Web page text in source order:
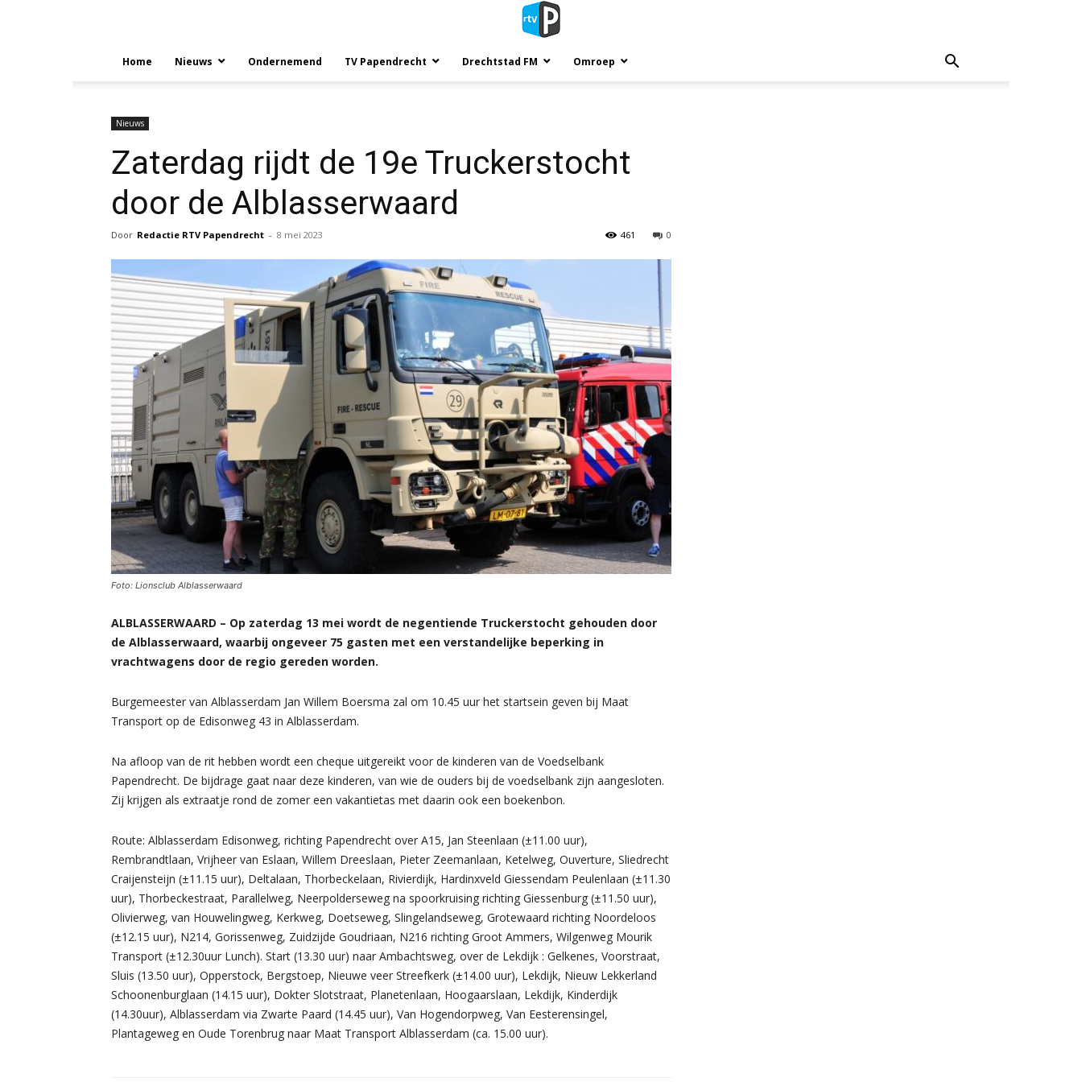
Home Nieuws Ondernemend TV Papendrecht Drechtstad FM Omroep
Nieuws
Zaterdag rijdt de 19e Truckerstocht
door de Alblasserwaard
Door Redactie RTV Papendrecht - 8 mei 2023 0
461
Foto: Lionsclub Alblasserwaard
ALBLASSERWAARD – Op zaterdag 13 mei wordt de negentiende Truckerstocht gehouden door
de Alblasserwaard, waarbij ongeveer 75 gasten met een verstandelijke beperking in
vrachtwagens door de regio gereden worden.
Burgemeester van Alblasserdam Jan Willem Boersma zal om 10.45 uur het startsein geven bij Maat
Transport op de Edisonweg 43 in Alblasserdam.
Na afloop van de rit hebben wordt een cheque uitgereikt voor de kinderen van de Voedselbank
Papendrecht. De bijdrage gaat naar deze kinderen, van wie de ouders bij de voedselbank zijn aangesloten.
Zij krijgen als extraatje rond de zomer een vakantietas met daarin ook een boekenbon.
Route: Alblasserdam Edisonweg, richting Papendrecht over A15, Jan Steenlaan (±11.00 uur),
Rembrandtlaan, Vrijheer van Eslaan, Willem Dreeslaan, Pieter Zeemanlaan, Ketelweg, Ouverture, Sliedrecht
Craijensteijn (±11.15 uur), Deltalaan, Thorbeckelaan, Rivierdijk, Hardinxveld Giessendam Peulenlaan (±11.30
uur), Thorbeckestraat, Parallelweg, Neerpolderseweg na spoorkruising richting Giessenburg (±11.50 uur),
Olivierweg, van Houwelingweg, Kerkweg, Doetseweg, Slingelandseweg, Grotewaard richting Noordeloos
(±12.15 uur), N214, Gorissenweg, Zuidzijde Goudriaan, N216 richting Groot Ammers, Wilgenweg Mourik
Transport (±12.30uur Lunch). Start (13.30 uur) naar Ambachtsweg, over de Lekdijk : Gelkenes, Voorstraat,
Sluis (13.50 uur), Opperstock, Bergstoep, Nieuwe veer Streefkerk (±14.00 uur), Lekdijk, Nieuw Lekkerland
Schoonenburglaan (14.15 uur), Dokter Slotstraat, Planetenlaan, Hoogaarslaan, Lekdijk, Kinderdijk
(14.30uur), Alblasserdam via Zwarte Paard (14.45 uur), Van Hogendorpweg, Van Eesterensingel,
Plantageweg en Oude Torenbrug naar Maat Transport Alblasserdam (ca. 15.00 uur).